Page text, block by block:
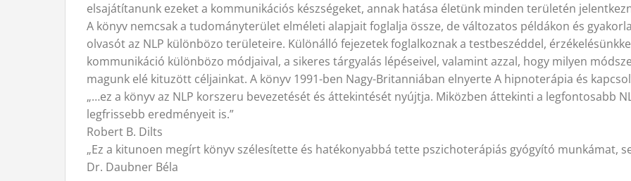
elsajátítanunk ezeket a kommunikációs készségeket, annak hatása életünk minden területén
A könyv nemcsak a tudományterület elméleti alapjait foglalja össze, de változatos példákon és
olvasót az NLP különbözo területeire. Különálló fejezetek foglalkoznak a testbeszéddel,
kommunikáció különbözo módjaival, a sikeres tárgyalás lépéseivel, valamint azzal, hogy milyen
magunk elé kituzött céljainkat. A könyv 1991-ben Nagy-Britanniában elnyerte A hipnoterápia és
„…ez a könyv az NLP korszeru bevezetését és áttekintését nyújtja. Miközben áttekinti a legfontosabb
legfrissebb eredményeit is.”
Robert B. Dilts
„Ez a kitunoen megírt könyv szélesítette és hatékonyabbá tette pszichoterápiás gyógyító munkámat,
Dr. Daubner Béla